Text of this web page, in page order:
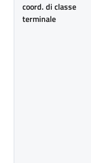
coord. di classe
terminale